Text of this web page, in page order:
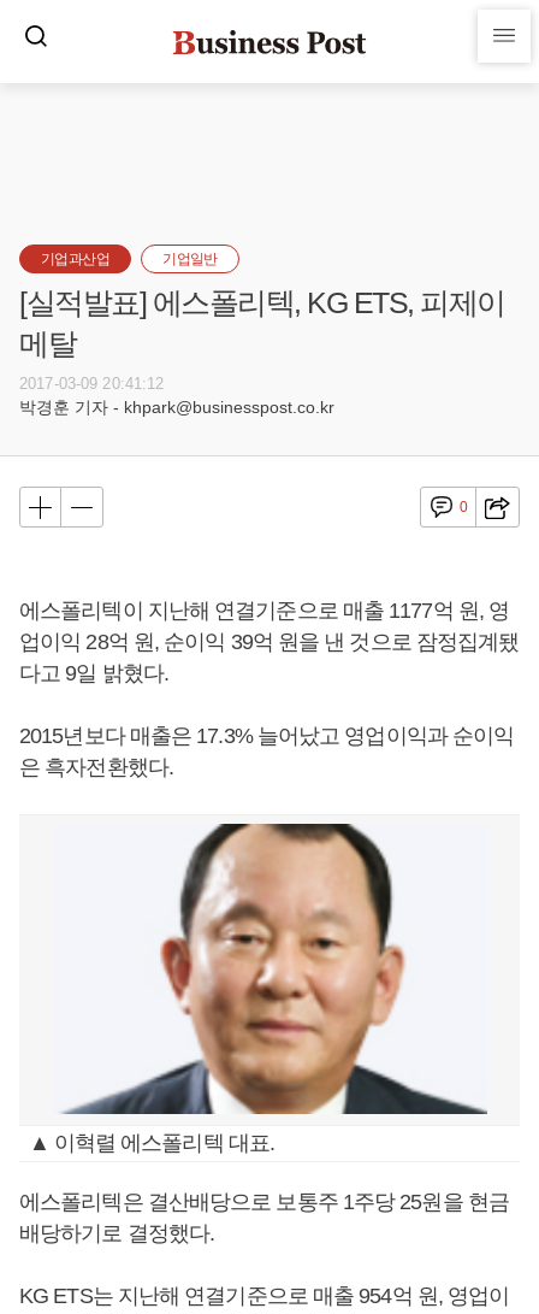
기업과산업 기업일반
[실적발표] 에스폴리텍, KG ETS, 피제이
메탈
2017-03-09 20:41:12
박경훈 기자 - khpark@businesspost.co.kr
0
에스폴리텍이 지난해 연결기준으로 매출 1177억 원, 영
업이익 28억 원, 순이익 39억 원을 낸 것으로 잠정집계됐
다고 9일 밝혔다.
2015년보다 매출은 17.3% 늘어났고 영업이익과 순이익
은 흑자전환했다.
▲ 이혁렬 에스폴리텍 대표.
에스폴리텍은 결산배당으로 보통주 1주당 25원을 현금
배당하기로 결정했다.
KG ETS는 지난해 연결기준으로 매출 954억 원, 영업이